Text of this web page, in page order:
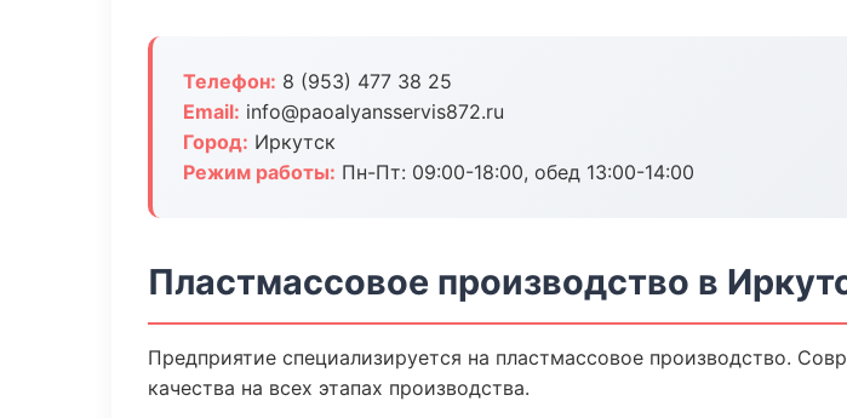
Телефон: 8 (953) 477 38 25
Email: info@paoalyansservis872.ru
Город: Иркутск
Режим работы: Пн-Пт: 09:00-18:00, обед 13:00-14:00
Пластмассовое производство в
Предприятие специализируется на пластмассовое производство.
качества на всех этапах производства.